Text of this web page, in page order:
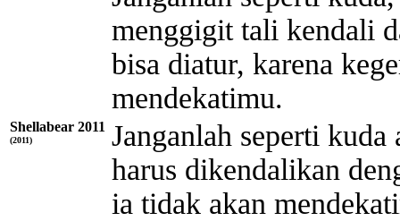
menggigit tali kendali
bisa diatur, karena
mendekatimu.
Shellabear 2011
(2011)
Janganlah seperti
harus dikendalikan
ia tidak akan